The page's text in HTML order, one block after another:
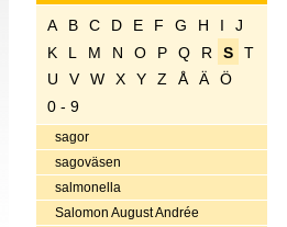
A B C D E F G H I
J
K
L M N O P Q R S
T
U
V W X Y Z Å Ä
Ö
0 - 9
sagor
sagoväsen
salmonella
Salomon August Andrée